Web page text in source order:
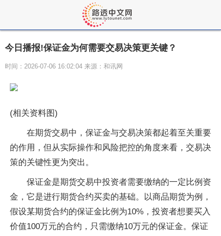
今日播报!保证金为何需要交易决策更关键？
时间：2026-07-06 16:02:04 来源：和讯网
(相关资料图)
在期货交易中，保证金与交易决策都起着至关重要
的作用，但从实际操作和风险把控的角度来看，交易决
策的关键性更为突出。
保证金是期货交易中投资者需要缴纳的一定比例资
金，它是进行期货合约买卖的基础。以商品期货为例，
假设某期货合约的保证金比例为10%，投资者想要买入
价值100万元的合约，只需缴纳10万元的保证金。保证